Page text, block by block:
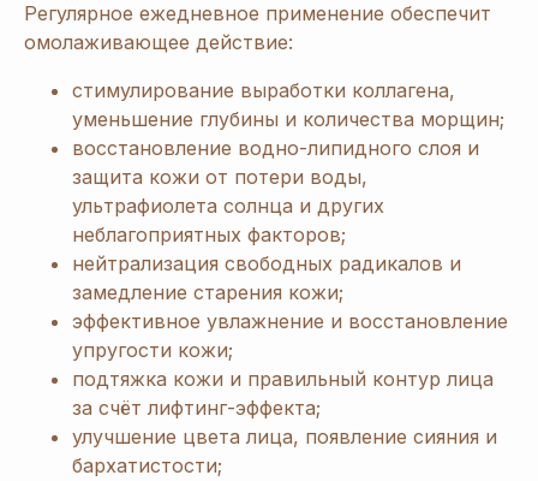
Регулярное ежедневное применение обеспечит
омолаживающее действие:
стимулирование выработки коллагена,
уменьшение глубины и количества морщин;
восстановление водно-липидного слоя и
защита кожи от потери воды,
ультрафиолета солнца и других
неблагоприятных факторов;
нейтрализация свободных радикалов и
замедление старения кожи;
эффективное увлажнение и восстановление
упругости кожи;
подтяжка кожи и правильный контур лица
за счёт лифтинг-эффекта;
улучшение цвета лица, появление сияния и
бархатистости;